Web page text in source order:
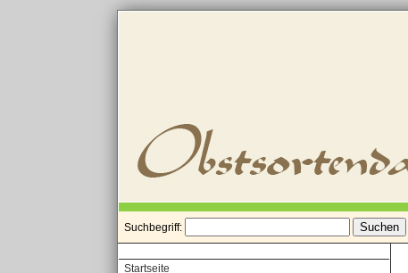
Suchbegriff:
Startseite